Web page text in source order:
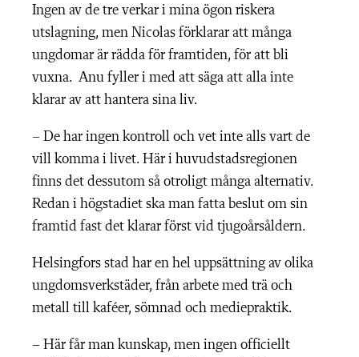
Ingen av de tre verkar i mina ögon riskera
utslagning, men Nicolas förklarar att många
ungdomar är rädda för framtiden, för att bli
vuxna. Anu fyller i med att säga att alla inte
klarar av att hantera sina liv.
– De har ingen kontroll och vet inte alls vart de
vill komma i livet. Här i huvudstadsregionen
finns det dessutom så otroligt många alternativ.
Redan i högstadiet ska man fatta beslut om sin
framtid fast det klarar först vid tjugoårsåldern.
Helsingfors stad har en hel uppsättning av olika
ungdomsverkstäder, från arbete med trä och
metall till kaféer, sömnad och mediepraktik.
– Här får man kunskap, men ingen officiellt